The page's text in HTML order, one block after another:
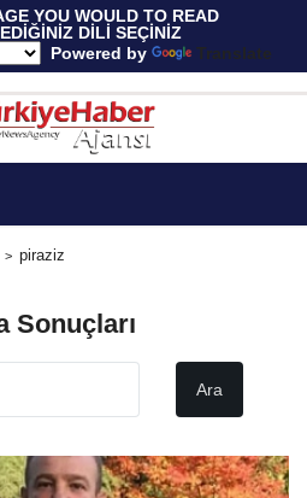
YOU WOULD TO READ
DİLİ SEÇİNİZ
Powered by
Translate
piraziz
Sonuçları